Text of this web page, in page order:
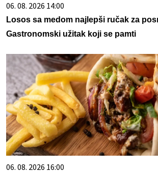
06. 08. 2026 14:00
Losos sa medom najlepši ručak za
Gastronomski užitak koji se pamti
06. 08. 2026 16:00